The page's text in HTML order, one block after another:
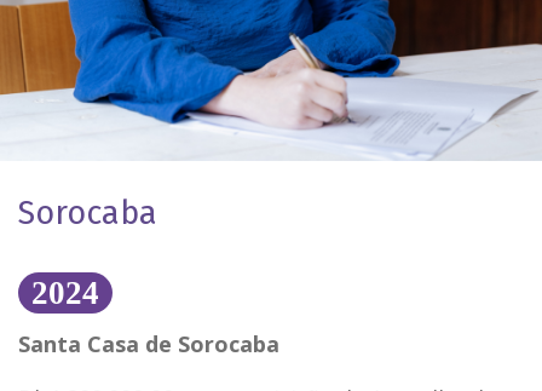
Sorocaba
2024
Santa Casa de Sorocaba